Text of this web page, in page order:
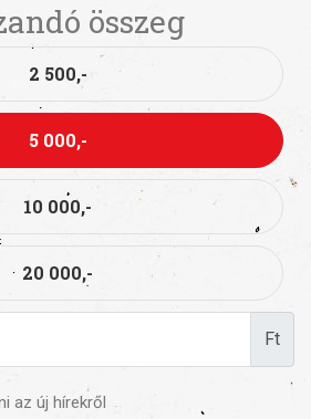
összeg
2 500,-
5 000,-
10 000,-
20 000,-
Ft
az új hírekről